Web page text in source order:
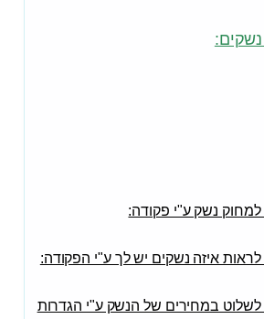
למחוק נשק ע"י פקודה:
לראות איזה נשקים יש לך ע"י הפקודה:
לשלוט במחירים של הנשק ע"י הגדרות